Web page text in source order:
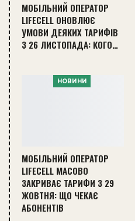
МОБІЛЬНИЙ ОПЕРАТОР
LIFECELL ОНОВЛЮЄ
УМОВИ ДЕЯКИХ ТАРИФІВ
З 26 ЛИСТОПАДА: КОГО…
НОВИНИ
МОБІЛЬНИЙ ОПЕРАТОР
LIFECELL МАСОВО
ЗАКРИВАЄ ТАРИФИ З 29
ЖОВТНЯ: ЩО ЧЕКАЄ
АБОНЕНТІВ